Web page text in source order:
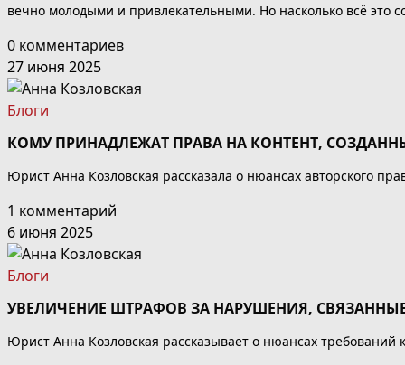
вечно молодыми и привлекательными. Но насколько всё это
0 комментариев
27 июня 2025
Блоги
КОМУ ПРИНАДЛЕЖАТ ПРАВА НА КОНТЕНТ,
Юрист Анна Козловская рассказала о нюансах авторского
1 комментарий
6 июня 2025
Блоги
УВЕЛИЧЕНИЕ ШТРАФОВ ЗА НАРУШЕНИЯ,
Юрист Анна Козловская рассказывает о нюансах